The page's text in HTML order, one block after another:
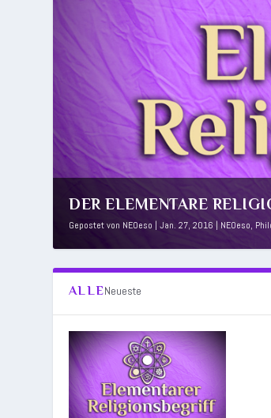
DER ELEMENTARE
Gepostet von NEOeso |Jan. 27, 2016 | NEOeso,
ALLENeueste